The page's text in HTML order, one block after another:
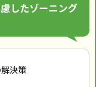
したゾーニング
決策